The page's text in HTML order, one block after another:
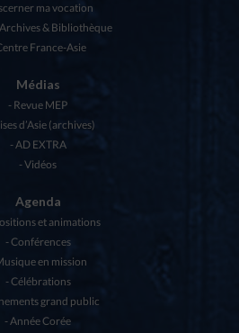
ma vocation
& Bibliothèque
France-Asie
Médias
Revue MEP
d’Asie (archives)
AD EXTRA
Vidéos
Agenda
et animations
Conférences
en mission
Célébrations
grand public
Année Corée